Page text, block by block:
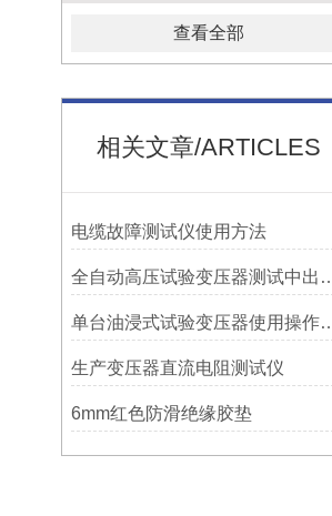
查看全部
相关文章/ARTICLES
电缆故障测试仪使用方法
全自动高压试验变压器测试
单台油浸式试验变压
生产变压器直流电阻测试仪
6mm红色防滑绝缘胶垫